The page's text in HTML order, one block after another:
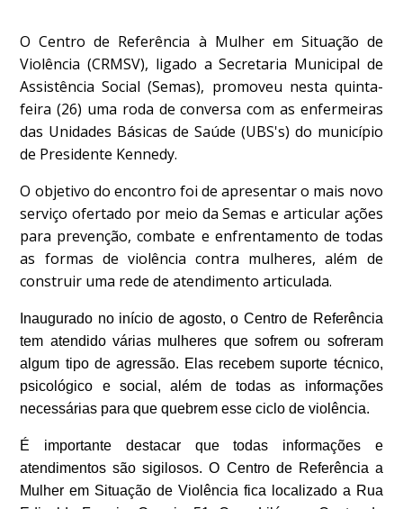
O Centro de Referência à Mulher em Situação de
Violência (CRMSV), ligado a Secretaria Municipal de
Assistência Social (Semas), promoveu nesta quinta-
feira (26) uma roda de conversa com as enfermeiras
das Unidades Básicas de Saúde (UBS's) do município
de Presidente Kennedy.
O objetivo do encontro foi de apresentar o mais novo
serviço ofertado por meio da Semas e articular ações
para prevenção, combate e enfrentamento de todas
as formas de violência contra mulheres, além de
construir uma rede de atendimento articulada.
Inaugurado no início de agosto, o Centro de Referência
tem atendido várias mulheres que sofrem ou sofreram
algum tipo de agressão. Elas recebem suporte técnico,
psicológico e social, além de todas as informações
necessárias para que quebrem esse ciclo de violência.
É importante destacar que todas informações e
atendimentos são sigilosos. O Centro de Referência a
Mulher em Situação de Violência fica localizado a Rua